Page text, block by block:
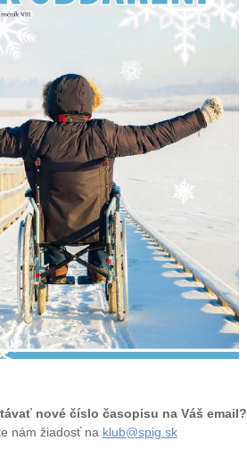
nové číslo časopisu na Váš email?
nám žiadosť na klub@spig.sk